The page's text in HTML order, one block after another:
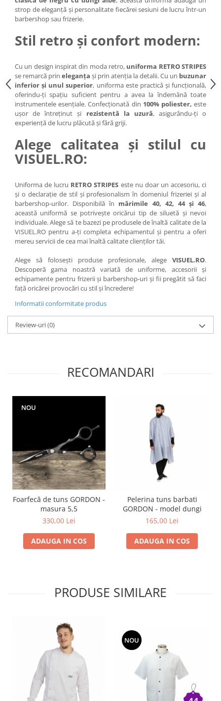
Cap manechin par natural
Trepiede cap manechin
Foarfece de tuns
strop de eleganță și personalitate fiecărei sesiuni de lucru într-un
barbershop sau frizerie.
Stil retro și confort modern:
Cu un design inspirat din moda retro, uniforma RETRO STRIPES
se remarcă prin eleganța și prin atenția la detalii. Cu un buzunar
inferior și unul superior, uniforma este practică și funcțională,
oferindu-ți spațiu suficient pentru a avea la îndemână toate
instrumentele esențiale. Confecționată din 100% poliester, este
ușor de întreținut și rezistentă la uzură, asigurându-ți o
experiență de lucru plăcută și fără griji.
Alege calitatea și stilul cu
VISUEL.RO:
Uniforma de lucru RETRO STRIPES este nu doar un accesoriu, ci
și o declarație de stil și profesionalism în domeniul frizeriei și al
barbershop-urilor. Disponibilă în mărimile 40, 42, 44 și 46,
această uniformă se potrivește oricărui tip de siluetă și nevoi
individuale. Alege să te bazezi pe produsele de înaltă calitate de la
VISUEL.RO pentru a-ți completa echipamentul și pentru a oferi
mereu servicii de cea mai înaltă calitate clienților tăi.
Alege să folosești produse profesionale, alege VISUEL.RO.
Descoperă gama noastră variată de uniforme, accesorii și
echipamente pentru frizerii și barbershop-uri și fii pregătit să faci
față oricărei provocări cu stil și încredere!
Informatii conformitate produs
Review-uri(0)
RECOMANDARI
NOU
Foarfecă de tuns GORDON -
masura 5,5
330,00 Lei
ADAUGA IN COS
Pelerina tuns barbati
GORDON - model dungi
165,00 Lei
ADAUGA IN COS
PRODUSE SIMILARE
NOU